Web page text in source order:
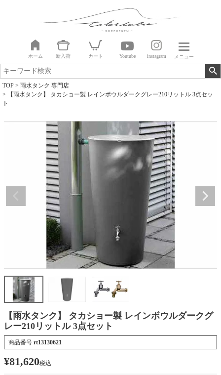
ホーム 新入荷 カート Youtube instagram メニュー
TOP
雨水タンク 専門店
【雨水タンク】 タカショー製 レインボウルダークグレー210リットル 3点セッ
ト
【雨水タンク】 タカショー製 レインボウルダークグ
レー210リットル 3点セット
商品番号 rt13130621
¥81,620税込